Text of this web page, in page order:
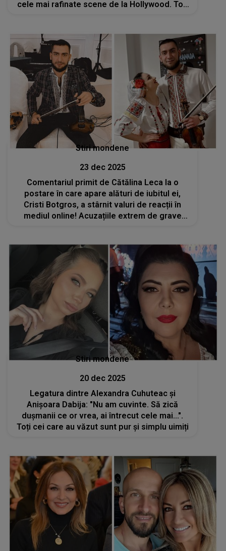
cele mai rafinate scene de la Hollywood. Toți
Stiri mondene
23 dec 2025
Comentariul primit de Cătălina Leca la o
postare în care apare alături de iubitul ei,
Cristi Botgros, a stârnit valuri de reacții în
mediul online! Acuzațiile extrem de grave
Stiri mondene
20 dec 2025
Legatura dintre Alexandra Cuhuteac și
Anișoara Dabija: "Nu am cuvinte. Să zică
dușmanii ce or vrea, ai întrecut cele mai...".
Toți cei care au văzut sunt pur și simplu uimiți